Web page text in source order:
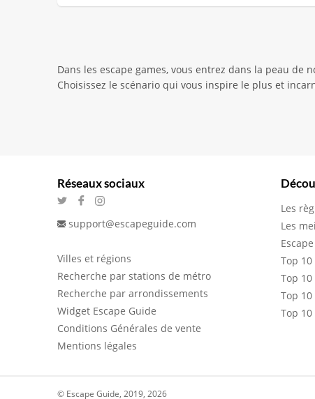
Dans les escape games, vous entrez dans la peau de
Choisissez le scénario qui vous inspire le plus et
Réseaux sociaux
support@escapeguide.com
Villes et régions
Recherche par stations de métro
Recherche par arrondissements
Widget Escape Guide
Conditions Générales de vente
Mentions légales
Les
Les
Top
Top
Top
Top
© Escape Guide, 2019, 2026